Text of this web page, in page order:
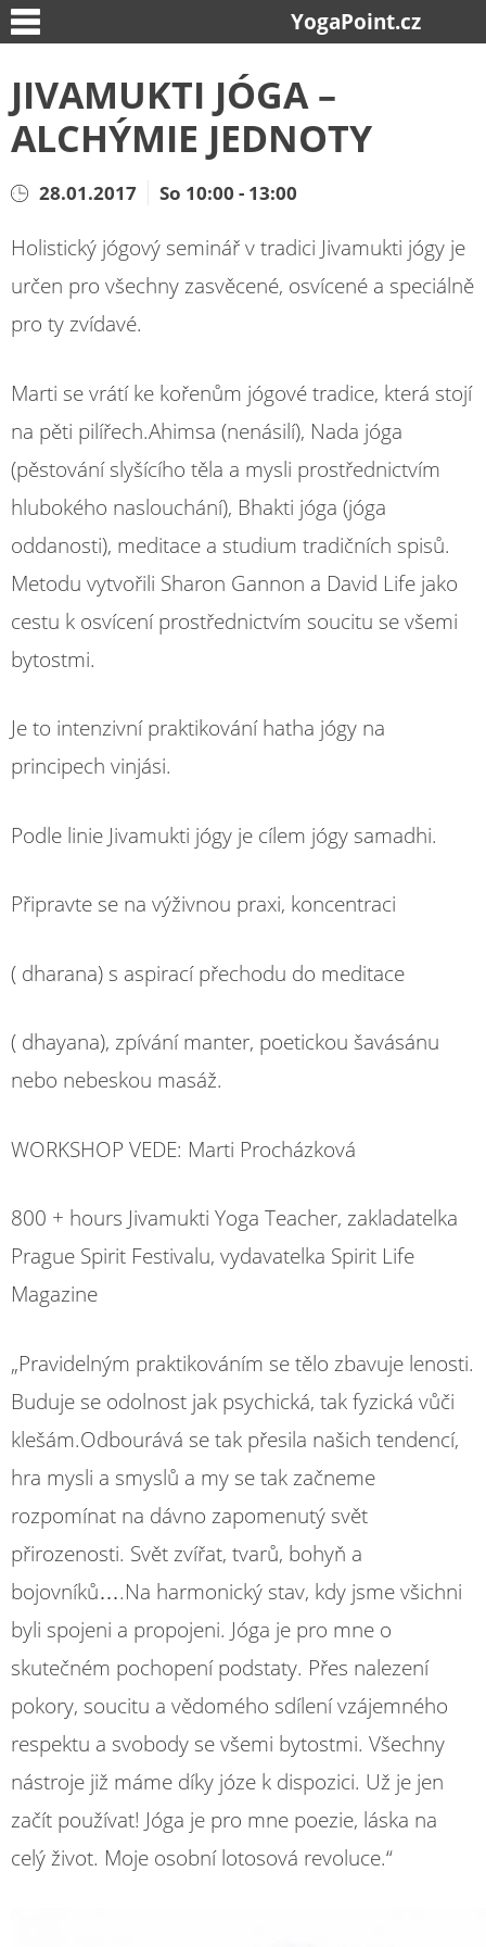
YogaPoint.cz
JIVAMUKTI JÓGA –
ALCHÝMIE JEDNOTY
28.01.2017 So 10:00 - 13:00
Holistický jógový seminář v tradici Jivamukti jógy je
určen pro všechny zasvěcené, osvícené a speciálně
pro ty zvídavé.
Marti se vrátí ke kořenům jógové tradice, která stojí
na pěti pilířech.Ahimsa (nenásilí), Nada jóga
(pěstování slyšícího těla a mysli prostřednictvím
hlubokého naslouchání), Bhakti jóga (jóga
oddanosti), meditace a studium tradičních spisů.
Metodu vytvořili Sharon Gannon a David Life jako
cestu k osvícení prostřednictvím soucitu se všemi
bytostmi.
Je to intenzivní praktikování hatha jógy na
principech vinjási.
Podle linie Jivamukti jógy je cílem jógy samadhi.
Připravte se na výživnou praxi, koncentraci
( dharana) s aspirací přechodu do meditace
( dhayana), zpívání manter, poetickou šavásánu
nebo nebeskou masáž.
WORKSHOP VEDE: Marti Procházková
800 + hours Jivamukti Yoga Teacher, zakladatelka
Prague Spirit Festivalu, vydavatelka Spirit Life
Magazine
„Pravidelným praktikováním se tělo zbavuje lenosti.
Buduje se odolnost jak psychická, tak fyzická vůči
klešám.Odbourává se tak přesila našich tendencí,
hra mysli a smyslů a my se tak začneme
rozpomínat na dávno zapomenutý svět
přirozenosti. Svět zvířat, tvarů, bohyň a
bojovníků….Na harmonický stav, kdy jsme všichni
byli spojeni a propojeni. Jóga je pro mne o
skutečném pochopení podstaty. Přes nalezení
pokory, soucitu a vědomého sdílení vzájemného
respektu a svobody se všemi bytostmi. Všechny
nástroje již máme díky józe k dispozici. Už je jen
začít používat! Jóga je pro mne poezie, láska na
celý život. Moje osobní lotosová revoluce.“